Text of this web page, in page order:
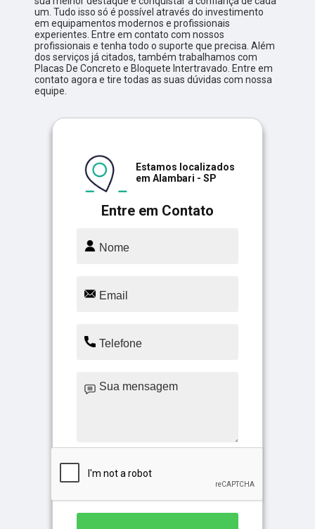
um. Tudo isso só é possível através do investimento
em equipamentos modernos e profissionais
experientes. Entre em contato com nossos
profissionais e tenha todo o suporte que precisa. Além
dos serviços já citados, também trabalhamos com
Placas De Concreto e Bloquete Intertravado. Entre em
contato agora e tire todas as suas dúvidas com nossa
equipe.
Entre em Contato
Estamos localizados
em Alambari - SP